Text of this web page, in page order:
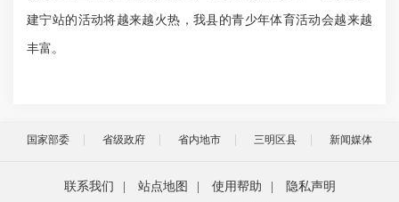
建宁站的活动将越来越火热，我县的青少年体育活动会越来越
丰富。
国家部委 省级政府 省内地市 三明区县 新闻媒体
联系我们 站点地图 使用帮助
隐私声明